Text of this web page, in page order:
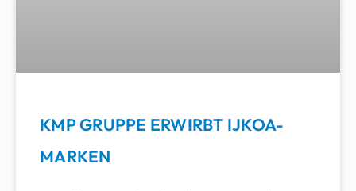
KMP GRUPPE ERWIRBT IJKOA-
MARKEN